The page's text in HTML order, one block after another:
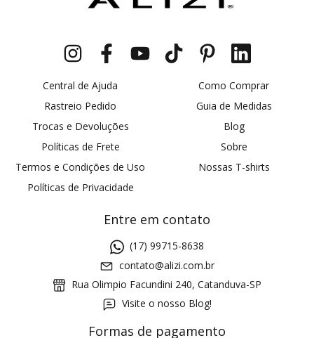
Central de Ajuda
Rastreio Pedido
Trocas e Devoluções
Políticas de Frete
Termos e Condições de Uso
Políticas de Privacidade
Como Comprar
Guia de Medidas
Blog
Sobre
Nossas T-shirts
Entre em contato
(17) 99715-8638
contato@alizi.com.br
Rua Olimpio Facundini 240, Catanduva-SP
Visite o nosso Blog!
Formas de pagamento